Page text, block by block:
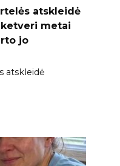
atskleidė
metai
jo
atskleidė